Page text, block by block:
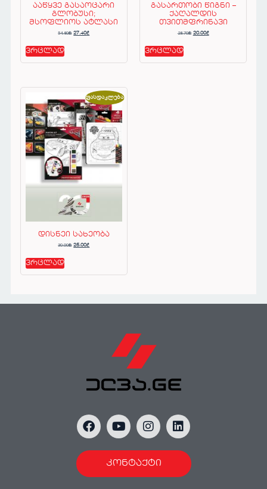
ააწყვე გასაოცარი
გლობუსი;
მსოფლიოს ატლასი
54.80₾ 27.40₾
ვრცლად
გასართობი წიგნი –
ქაღალდის
თვითმფრინავი
28.70₾ 20.00₾
ვრცლად
ფასდაკლება!
დისნეი სახეობა
30.00₾ 25.00₾
ვრცლად
კონტაქტი